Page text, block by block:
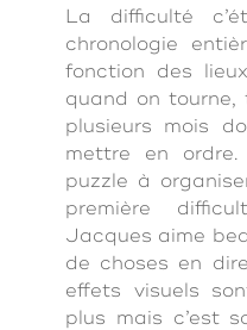
La difficulté
chronologie
fonction des
quand on tourne,
plusieurs mois
mettre en
puzzle à
première
Jacques aime
de choses en
effets visuels
plus mais c’est